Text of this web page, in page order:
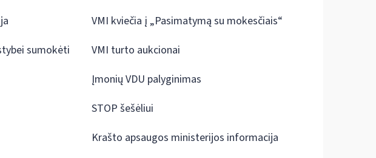
sumokėti
VMI kviečia į „Pasimatymą su mokesčiais“
VMI turto aukcionai
Įmonių VDU palyginimas
STOP šešėliui
Krašto apsaugos ministerijos informacija